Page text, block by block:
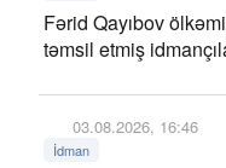
Fərid Qayıbov
təmsil etmiş
03.08.2026, 16:46
İdman